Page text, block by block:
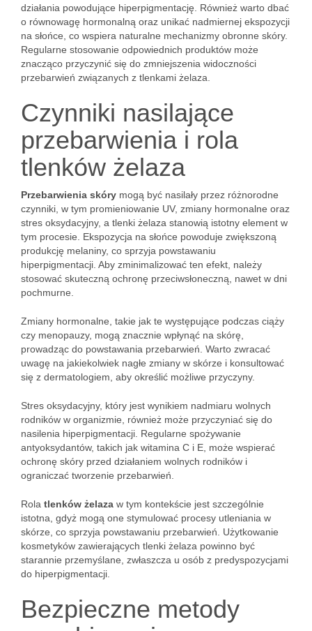
działania powodujące hiperpigmentację. Również warto dbać
o równowagę hormonalną oraz unikać nadmiernej ekspozycji
na słońce, co wspiera naturalne mechanizmy obronne skóry.
Regularne stosowanie odpowiednich produktów może
znacząco przyczynić się do zmniejszenia widoczności
przebarwień związanych z tlenkami żelaza.
Czynniki nasilające
przebarwienia i rola
tlenków żelaza
Przebarwienia skóry mogą być nasilały przez różnorodne
czynniki, w tym promieniowanie UV, zmiany hormonalne oraz
stres oksydacyjny, a tlenki żelaza stanowią istotny element w
tym procesie. Ekspozycja na słońce powoduje zwiększoną
produkcję melaniny, co sprzyja powstawaniu
hiperpigmentacji. Aby zminimalizować ten efekt, należy
stosować skuteczną ochronę przeciwsłoneczną, nawet w dni
pochmurne.
Zmiany hormonalne, takie jak te występujące podczas ciąży
czy menopauzy, mogą znacznie wpłynąć na skórę,
prowadząc do powstawania przebarwień. Warto zwracać
uwagę na jakiekolwiek nagłe zmiany w skórze i konsultować
się z dermatologiem, aby określić możliwe przyczyny.
Stres oksydacyjny, który jest wynikiem nadmiaru wolnych
rodników w organizmie, również może przyczyniać się do
nasilenia hiperpigmentacji. Regularne spożywanie
antyoksydantów, takich jak witamina C i E, może wspierać
ochronę skóry przed działaniem wolnych rodników i
ograniczać tworzenie przebarwień.
Rola tlenków żelaza w tym kontekście jest szczególnie
istotna, gdyż mogą one stymulować procesy utleniania w
skórze, co sprzyja powstawaniu przebarwień. Użytkowanie
kosmetyków zawierających tlenki żelaza powinno być
starannie przemyślane, zwłaszcza u osób z predyspozycjami
do hiperpigmentacji.
Bezpieczne metody